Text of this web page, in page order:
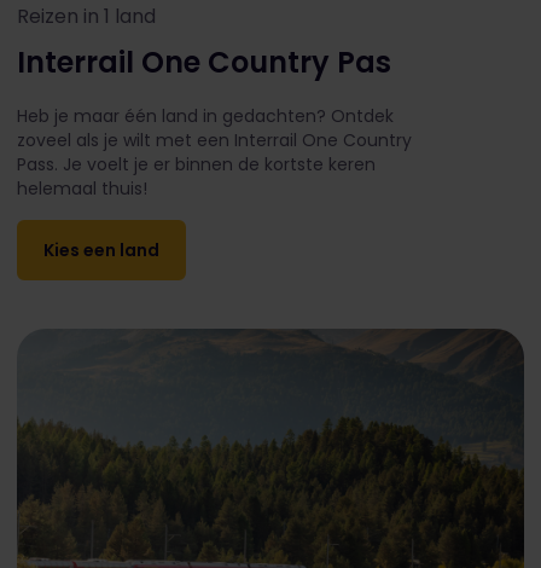
Reizen in 1 land
Interrail One Country Pas
Heb je maar één land in gedachten? Ontdek
zoveel als je wilt met een Interrail One Country
Pass. Je voelt je er binnen de kortste keren
helemaal thuis!
Kies een land